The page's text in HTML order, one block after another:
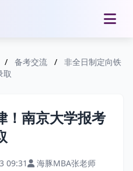
/ 备考交流 /
非全日制定向铁
取
！南京大学报考
09:31
海豚MBA张老师